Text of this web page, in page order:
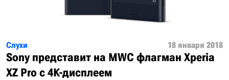
Слухи 18 января 2018
Sony представит на MWC флагман Xperia
XZ Pro с 4K-дисплеем